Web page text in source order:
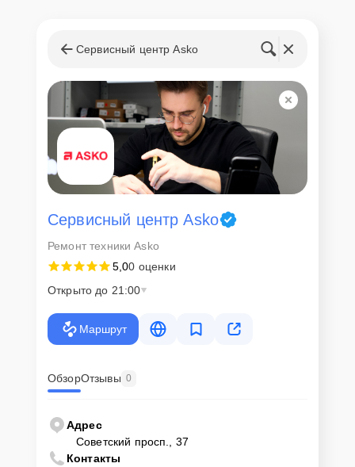
Сервисный центр Asko
Сервисный центр Asko
Ремонт техники Asko
5,00 оценки
Открыто до 21:00
Маршрут
ОбзорОтзывы 0
Адрес
Советский просп., 37
Контакты